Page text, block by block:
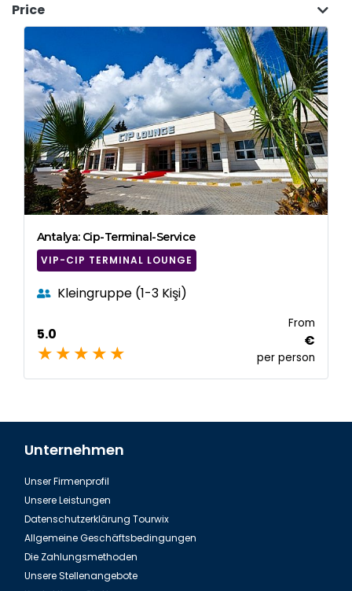
Price
Antalya: Cip-Terminal-Service
VIP-CIP TERMINAL LOUNGE
Kleingruppe (1-3 Kişi)
5.0
From
€
per person
Unternehmen
Unser Firmenprofil
Unsere Leistungen
Datenschutzerklärung Tourwix
Allgemeine Geschäftsbedingungen
Die Zahlungsmethoden
Unsere Stellenangebote